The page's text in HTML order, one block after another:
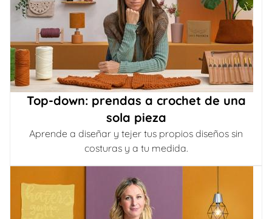
Top-down: prendas a crochet de una
sola pieza
Aprende a diseñar y tejer tus propios diseños sin
costuras y a tu medida.